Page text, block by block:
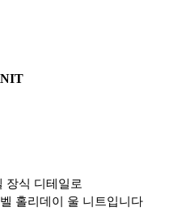
장식 디테일로
홀리데이 울 니트입니다